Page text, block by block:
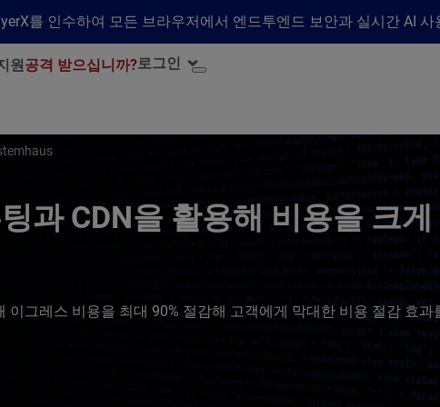
를 인수하여 모든 브라우저에서 엔드투엔드 보안과 실시간 AI
원공격 받으십니까?로그인
과 CDN을 활용해 비용을 크게
이그레스 비용을 최대 90% 절감해 고객에게 막대한 비용 절감 효과